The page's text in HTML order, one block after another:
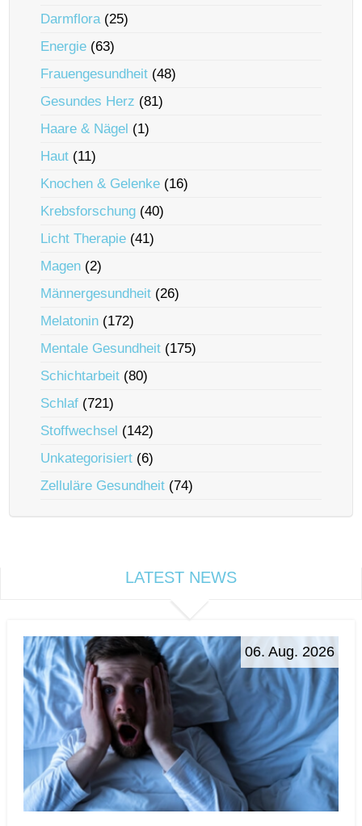
Darmflora(25)
Energie (63)
Frauengesundheit (48)
Gesundes Herz (81)
Haare & Nägel (1)
Haut (11)
Knochen & Gelenke (16)
Krebsforschung (40)
Licht Therapie (41)
Magen (2)
Männergesundheit (26)
Melatonin (172)
Mentale Gesundheit (175)
Schichtarbeit (80)
Schlaf (721)
Stoffwechsel (142)
Unkategorisiert (6)
Zelluläre Gesundheit (74)
LATEST NEWS
06. Aug. 2026